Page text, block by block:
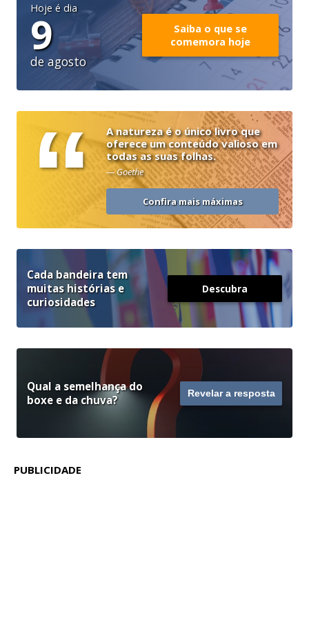
Hoje é dia
9
de agosto
Saiba o que se
comemora hoje
“
A natureza é o único livro que
oferece um conteúdo valioso em
todas as suas folhas.
— Goethe
Confira mais máximas
Cada bandeira tem
muitas histórias e
curiosidades
Descubra
Qual a semelhança do
boxe e da chuva?
Revelar a resposta
PUBLICIDADE